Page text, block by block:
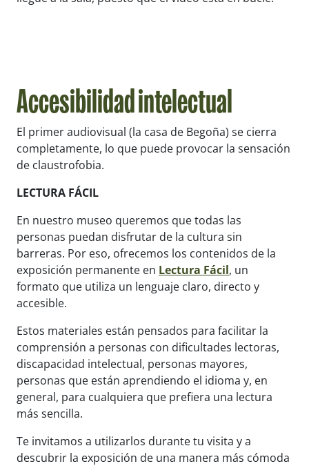
Accesibilidad intelectual
El primer audiovisual (la casa de Begoña) se cierra
completamente, lo que puede provocar la sensación
de claustrofobia.
LECTURA FÁCIL
En nuestro museo queremos que todas las
personas puedan disfrutar de la cultura sin
barreras. Por eso, ofrecemos los contenidos de la
exposición permanente en Lectura Fácil, un
formato que utiliza un lenguaje claro, directo y
accesible.
Estos materiales están pensados para facilitar la
comprensión a personas con dificultades lectoras,
discapacidad intelectual, personas mayores,
personas que están aprendiendo el idioma y, en
general, para cualquiera que prefiera una lectura
más sencilla.
Te invitamos a utilizarlos durante tu visita y a
descubrir la exposición de una manera más cómoda